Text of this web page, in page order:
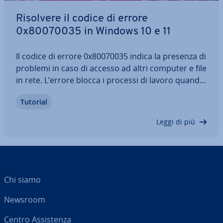
Risolvere il codice di errore
0x80070035 in Windows 10 e 11
Il codice di errore 0x80070035 indica la presenza di
problemi in caso di accesso ad altri computer e file
in rete. L’errore blocca i processi di lavoro quando
diverse procedure per in­di­vi­dua­re la causa
Tutorial
Leggi di più
Chi siamo
Newsroom
Centro As­si­sten­za